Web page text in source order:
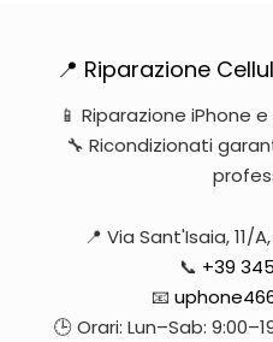
📍 Riparazione
📱 Riparazione iPhone
🔧 Ricondizionati
📍 Via Sant'Isaia, 11/
📞 +39
📧
🕒 Orari: Lun–Sab: